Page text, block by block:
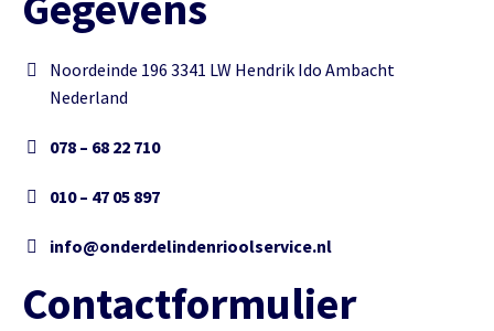
Noordeinde 196 3341 LW Hendrik Ido Ambacht
Nederland
078 – 68 22 710
010 – 47 05 897
info@onderdelindenrioolservice.nl
Contactformulier